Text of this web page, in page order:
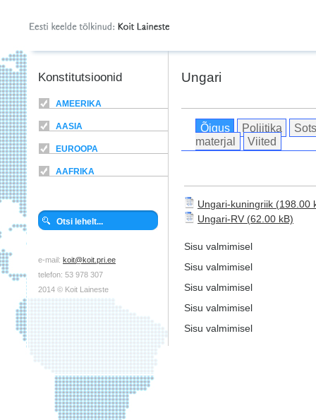
Konstitutsioonid
AMEERIKA
AASIA
EUROOPA
AAFRIKA
e-mail: koit@koit.pri.ee
telefon: 53 978 307
2014 © Koit Laineste
Ungari
Õigus Poliitika
materjal
Viited
Ungari-kuningriik
Ungari-RV
Sisu valmimisel
Sisu valmimisel
Sisu valmimisel
Sisu valmimisel
Sisu valmimisel